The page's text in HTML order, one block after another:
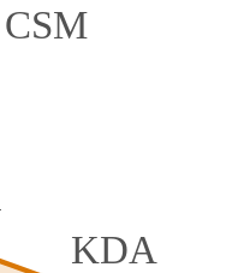
CSM
KDA